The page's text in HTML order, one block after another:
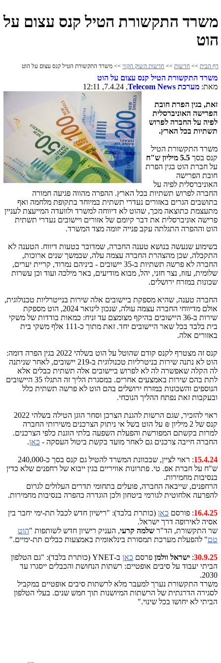
משרד התקשורת הטיל קנס עצום על
הוט
דף הבית >> חדשות >> חדשות השוק הקווי >> משרד התקשורת הטיל קנס עצום על הוט
משרד התקשורת הטיל קנס עצום על הוט
מאת: מערכת Telecom News
, 7.4.24, 12:11
זאת, בגין הפרת חובת
הפרישה האוניברסלית
לפיה על החברה לפרוש
תשתיות בכל הארץ.
משרד התקשורת הטיל
קנס בסך
על חברת הוט בגין הפרת
חובת הפרישה
האוניברסלית לפיה על
החברה לפרוש תשתיות בכל הארץ. ההפרה מהווה פגיעה חמורה
בתושבים הגרים באזורים נעדרי תשתית במיוחד בתקופת מלחמה ואף
מתעצמת כתוצאה מכך, שהוט לא דיווחה למשרד ולוועדה המייעצת לעניין
פרישה אוניברסלית את דבר קיומם של אזורים ויישובים נעדרי תשתית
הוט וההפרה התגלתה עקב פנייה יזומה מצד המשרד.
בשימוע שנעשה בנושא טענה החברה, שמדובר בטעות דיווח. הטענה לא
התקבלה, שכן מהצהרת החברה עצמה עלה, שבמשך שנים ארוכות,
החברה לא פרשה תשתיות ב-35 יישובים - ביניהם נמרוד, קריית יערים,
שלומית, עזוז, נצר חזני, יהל, מבוא מודיעים, באר מילכה ועוד וכן עשרות
שכונות במזרח ירושלים.
החברה טענה, שהיא מספקת ביישובים אלה שירות בנייטרליות טכנולוגית,
אולם מדיווחי החברה עצמה עולה, שנכון לינואר 2024, הוט מספקת
שירות ב-36 היישובים בהיקף מצומצם עד זניח: כמאות בודדות של משקי
בית בלבד בכל שאר היישובים יחד. זאת מתוך כ-111 אלף משקי בית
באזורים אלה.
קנס זה מצטרף לקנס קודם שהוטל על הוט בשלהי 2022 בגין הפרה דומה:
הוט לא נתנה שירות בניטרליות טכנולוגית ב-219 יישובים, לאחר שניתנה
לה הקלה שאפשרה לה לא לפרוש ביישובים אלה תשתית כבלים אלא
לתת בהם שירות באמצעים אחרים. במסגרת הליך זה התגלו 35 היישובים
הנוספים והשכונות במזרח ירושלים בהם הוט לא פרשה תשתית כלל
ובעקבות זאת נפתח ההליך הנוכחי.
ראוי להזכיר, שגם הרשות להגנת הצרכן וסחר הוגן הטילה בשלהי 2022
קנס של 2 מיליון ₪ על הוט בשל אי ניתוק הצרכנים משירותי החברה
למרות בקשתם המפורשת והפעלת השפעה בלתי הוגנת כלפי הצרכנים.
החברה חייבה צרכנים גם לאחר מועד בקשת ביטול העסקה - כאן.
15.4.24
: ראוי לציין, שבכוונת המשרד להטיל גם קנס בסך כ-240,000
ש"ח על חברת אפ. טי. פתרונות אוויריים בגין ייבוא של רחפנים שלא כדין
בנסיבות מחמירות.
הרחפנים, שייבאה החברה, פועלים בתחומי תדרים העלולים לגרום
להפרעה אלחוטית לגורמי ביטחון ולכן הוגדרה כהפרה בנסיבות מחמירות.
16.4.25: פורסם כאן (כותרת בלבד): "רישיון חדש לכבל תת-ימי יחבר בין
אסיה לאירופה דרך ישראל.
שר התקשורת, הד"ר שלמה קרעי, העניק רישיון חדש לשותפות "הוט
טם" להפעלת מערכת תמסורת בינלאומית באמצעות כבלים תת-ימיים."
30.9.25
: ישראל וולמן פרסם כאן
ב-YNET (כותרת בלבד): "גם הטלפון
הביתי יעבוד על סיבים אופטיים: רשתות הנחושת והכבלים ייסגרו עד
2030.
משרד התקשורת נערך למעבר מלא לרשתות סיבים אופטיים במקביל
לסגירה הדרגתית של הרשתות המיושנות תוך חמש שנים. בעלי הטלפון
הביתי לא יחושו בכל שינוי."